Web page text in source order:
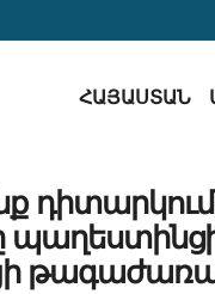
ՀԱՅԱՍՏԱՆ